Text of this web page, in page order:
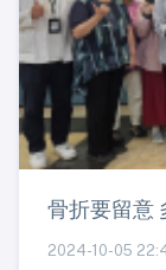
骨折要留意
2024-10-05